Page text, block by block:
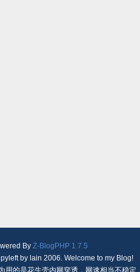
By Z-BlogPHP 1.7.5
by lain 2006. Welcome to my Blog!
用的是花生壳内网穿透，网速相当不稳